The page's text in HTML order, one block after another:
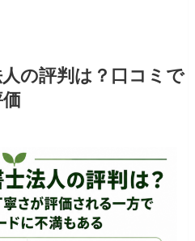
の評判は？口コミで